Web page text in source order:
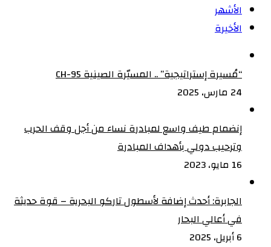
الأشهر
الأخيرة
“مُسيرة إستراتيجية” .. المسيّرة الصينية CH-95
24 مارس، 2025
إنضمام طيف واسع لمبادرة نساء من أجل وقف الحرب
وترحيب دولي بأهداف المبادرة
16 مايو، 2023
الجابرة: أحدث إضافة لأسطول تاركو البحرية – قوة حديثة
في أعالي البحار
6 أبريل، 2025